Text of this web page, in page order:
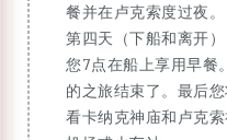
餐并在卢克索度过夜。
第四天（下船和离开）
您7点在船上享用早
的之旅结束了。最后
看卡纳克神庙和卢克